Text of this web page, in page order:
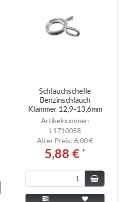
Schlauchschelle
Benzinschlauch
Klammer 12,9-13,6mm
Artikelnummer:
L1710058
Alter Preis: 6,00 €
5,88 € *